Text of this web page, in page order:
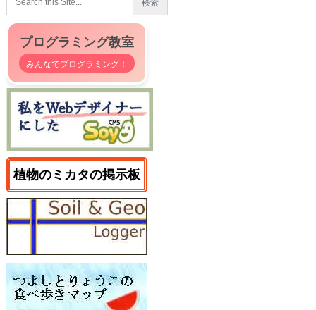
プログラミング教室
みんなでプログラミング！
植物のミカタの掲示板